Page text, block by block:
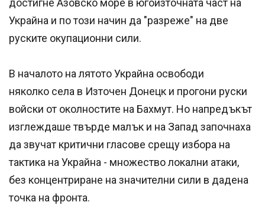
достигне Азовско море в югоизточната част на
Украйна и по този начин да "разреже" на две
руските окупационни сили.
В началото на лятото Украйна освободи
няколко села в Източен Донецк и прогони руски
войски от околностите на Бахмут. Но напредъкът
изглеждаше твърде малък и на Запад започнаха
да звучат критични гласове срещу избора на
тактика на Украйна - множество локални атаки,
без концентриране на значителни сили в дадена
точка на фронта.